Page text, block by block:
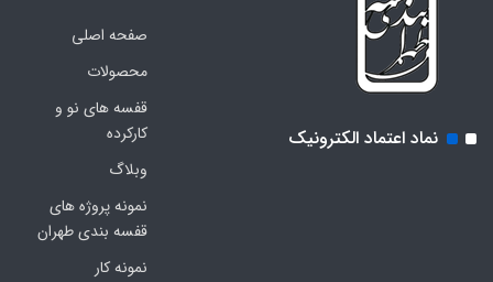
نماد اعتماد الکترونیک
صفحه اصلی
محصولات
قفسه های نو و
کارکرده
وبلاگ
نمونه پروژه های
قفسه بندی طهران
نمونه کار